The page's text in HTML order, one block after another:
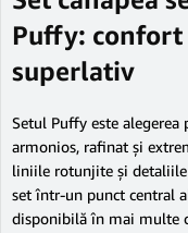
Puffy: confort
superlativ
Setul Puffy este alegerea
armonios, rafinat și
liniile rotunjite și
set într-un punct central
disponibilă în mai multe